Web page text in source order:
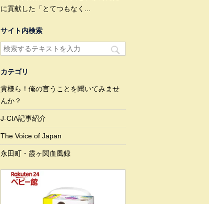
に貢献した「とてつもなく...
サイト内検索
カテゴリ
貴様ら！俺の言うことを聞いてみませ
んか？
J-CIA記事紹介
The Voice of Japan
永田町・霞ヶ関血風録